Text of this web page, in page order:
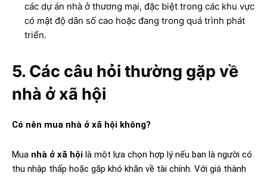
các dự án nhà ở thương mại, đặc biệt trong các khu vực
có mật độ dân số cao hoặc đang trong quá trình phát
triển.
5. Các câu hỏi thường gặp về
nhà ở xã hội
Có nên mua nhà ở xã hội không?
Mua nhà ở xã hội là một lựa chọn hợp lý nếu bạn là người có
thu nhập thấp hoặc gặp khó khăn về tài chính. Với giá thành